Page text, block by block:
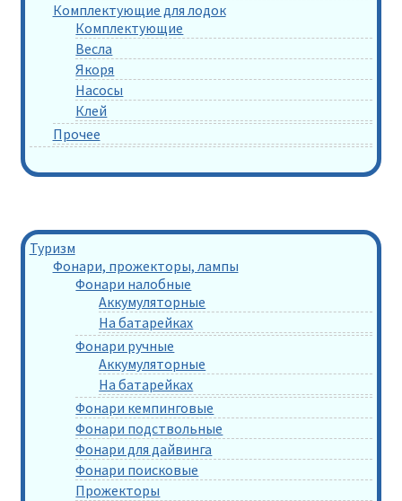
Комплектующие для лодок
Комплектующие
Весла
Якоря
Насосы
Клей
Прочее
Туризм
Фонари, прожекторы, лампы
Фонари налобные
Аккумуляторные
На батарейках
Фонари ручные
Аккумуляторные
На батарейках
Фонари кемпинговые
Фонари подствольные
Фонари для дайвинга
Фонари поисковые
Прожекторы